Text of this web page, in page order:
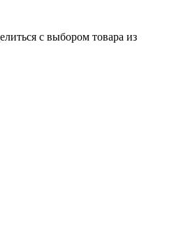
с выбором товара из